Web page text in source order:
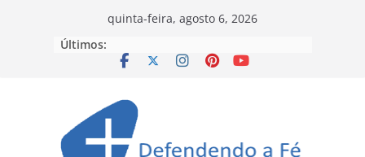
quinta-feira, agosto 6, 2026
Últimos: